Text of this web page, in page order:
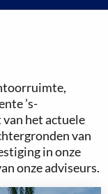
’s-
het actuele
van
in onze
onze adviseurs.